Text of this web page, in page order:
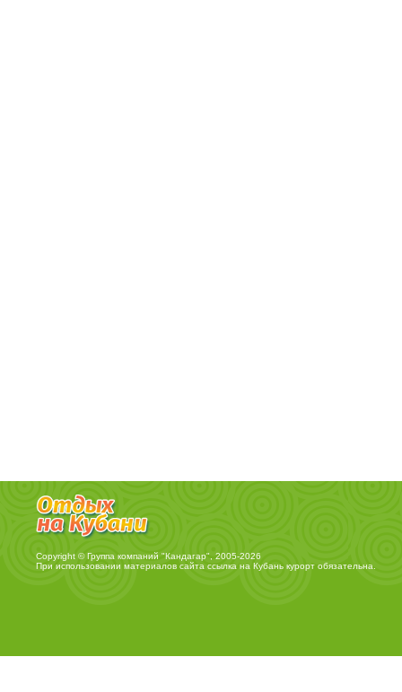
Copyright © Группа компаний "Кандагар", 2005-2026
При использовании материалов сайта ссылка на Кубань курортобязательна.